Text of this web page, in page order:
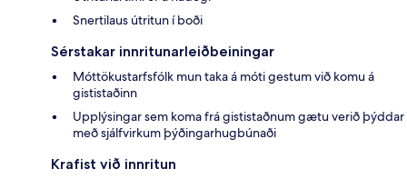
Snertilaus útritun í boði
Sérstakar innritunarleiðbeiningar
Móttökustarfsfólk mun taka á móti gestum við komu á
gististaðinn
Upplýsingar sem koma frá gististaðnum gætu verið þýddar
með sjálfvirkum þýðingarhugbúnaði
Krafist við innritun